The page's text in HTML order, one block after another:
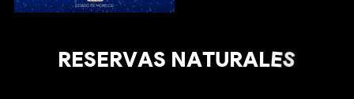
RESERVAS NATURALES